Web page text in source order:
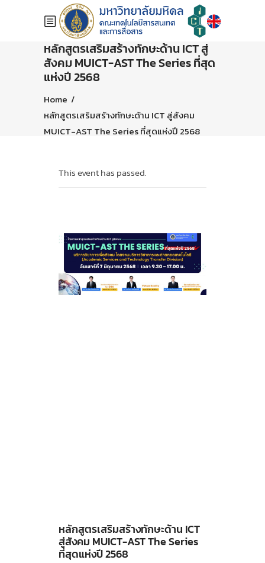
หลักสูตรเสริมสร้างทักษะด้าน ICT สู่
สังคม MUICT-AST The Series ที่สุด
แห่งปี 2568
Home /
หลักสูตรเสริมสร้างทักษะด้าน ICT สู่สังคม
MUICT-AST The Series ที่สุดแห่งปี 2568
This event has passed.
หลักสูตรเสริมสร้างทักษะด้าน ICT
สู่สังคม MUICT-AST The Series
ที่สุดแห่งปี 2568